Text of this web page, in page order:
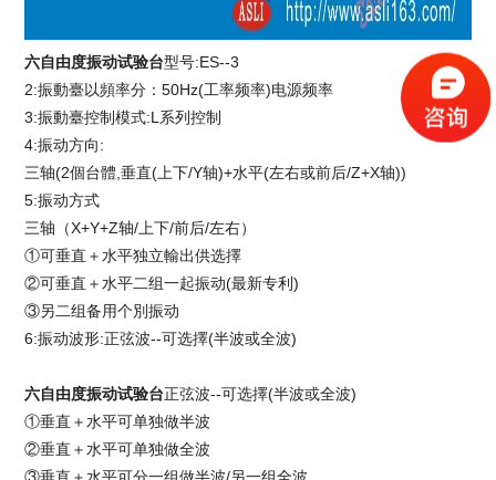
六自由度振动试验台型号:ES--3
2:振動臺以頻率分：50Hz(工率频率)电源频率
3:振動臺控制模式:L系列控制
4:振动方向:
三轴(2個台體,垂直(上下/Y轴)+水平(左右或前后/Z+X轴))
5:振动方式
三轴（X+Y+Z轴/上下/前后/左右）
①可垂直＋水平独立輸出供选擇
②可垂直＋水平二组一起振动(最新专利)
③另二组备用个別振动
6:振动波形:正弦波--可选擇(半波或全波)
六自由度振动试验台正弦波--可选擇(半波或全波)
①垂直＋水平可单独做半波
②垂直＋水平可单独做全波